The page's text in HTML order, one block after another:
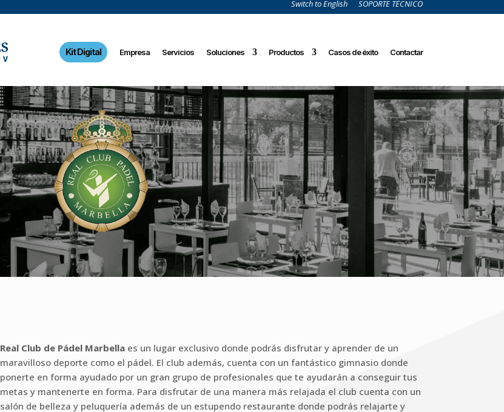
Switch to English SOPORTE TÉCNICO
Kit Digital Empresa Servicios Soluciones Productos Casos de éxito Contactar
Real Club de Pádel Marbella es un lugar exclusivo donde podrás disfrutar y aprender de un
maravilloso deporte como el pádel. El club además, cuenta con un fantástico gimnasio donde
ponerte en forma ayudado por un gran grupo de profesionales que te ayudarán a conseguir tus
metas y mantenerte en forma. Para disfrutar de una manera más relajada el club cuenta con un
salón de belleza y peluquería además de un estupendo restaurante donde podrás relajarte y